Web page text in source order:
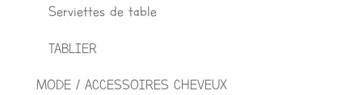
Serviettes de table
TABLIER
MODE / ACCESSOIRES CHEVEUX